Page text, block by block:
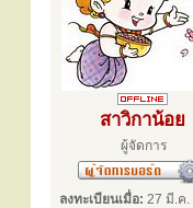
สาวิกาน้อย
ผู้จัดการ
ลงทะเบียนเมื่อ: 27 มี.ค.